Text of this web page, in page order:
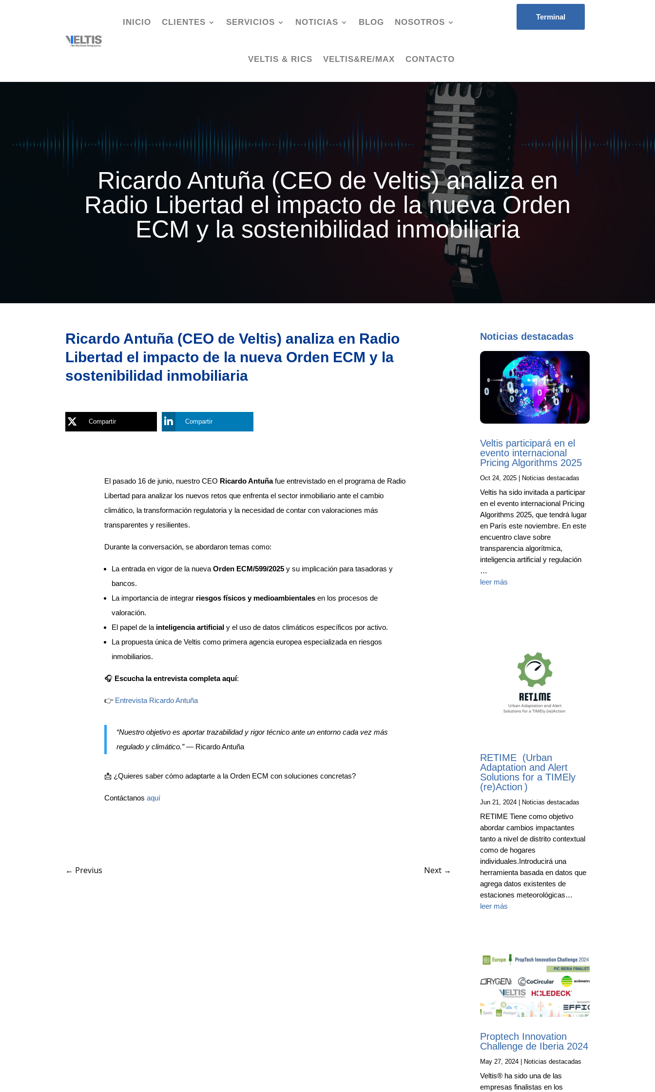
INICIO CLIENTES SERVICIOS NOTICIAS BLOG NOSOTROS
VELTIS & RICS VELTIS&RE/MAX CONTACTO
Terminal
Ricardo Antuña (CEO de Veltis) analiza en
Radio Libertad el impacto de la nueva Orden
ECM y la sostenibilidad inmobiliaria
Ricardo Antuña (CEO de Veltis) analiza en Radio
Libertad el impacto de la nueva Orden ECM y la
sostenibilidad inmobiliaria
Compartir Compartir
El pasado 16 de junio, nuestro CEO Ricardo Antuñafue entrevistado en el programa de Radio
Libertad para analizar los nuevos retos que enfrenta el sector inmobiliario ante el cambio
climático, la transformación regulatoria y la necesidad de contar con valoraciones más
transparentes y resilientes.
Durante la conversación, se abordaron temas como:
La entrada en vigor de la nueva Orden ECM/599/2025y su implicación para tasadoras y
bancos.
La importancia de integrar riesgos físicos y medioambientalesen los procesos de
valoración.
El papel de la inteligencia artificialy el uso de datos climáticos específicos por activo.
La propuesta única de Veltis como primera agencia europea especializada en riesgos
inmobiliarios.
🎧 Escucha la entrevista completa aquí:
👉 Entrevista Ricardo Antuña
“Nuestro objetivo es aportar trazabilidad y rigor técnico ante un entorno cada vez más
regulado y climático.”— Ricardo Antuña
📩 ¿Quieres saber cómo adaptarte a la Orden ECM con soluciones concretas?
Contáctanos aquí
← Previus Next →
Noticias destacadas
Veltis participará en el
evento internacional
Pricing Algorithms 2025
Oct 24, 2025 Noticias destacadas
Veltis ha sido invitada a participar
en el evento internacional Pricing
Algorithms 2025, que tendrá lugar
en París este noviembre. En este
encuentro clave sobre
transparencia algorítmica,
inteligencia artificial y regulación
…
leer más
RETIME (Urban
Adaptation and Alert
Solutions for a TIMEly
(re)Action )
Jun 21, 2024 Noticias destacadas
RETIME Tiene como objetivo
abordar cambios impactantes
tanto a nivel de distrito contextual
como de hogares
individuales.Introducirá una
herramienta basada en datos que
agrega datos existentes de
estaciones meteorológicas…
leer más
Proptech Innovation
Challenge de Iberia 2024
May 27, 2024 Noticias destacadas
Veltis® ha sido una de las
empresas finalistas en los